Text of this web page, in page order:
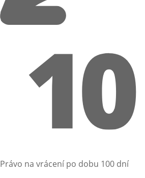
Právo na vrácení po dobu 100 dní